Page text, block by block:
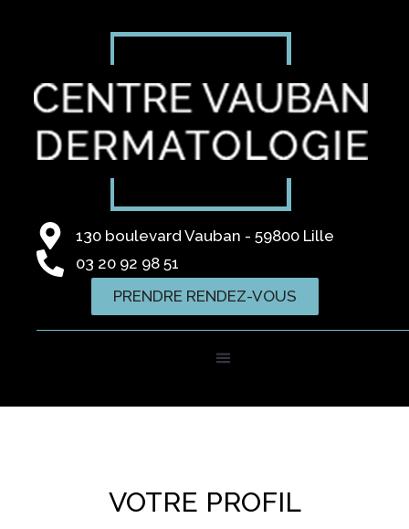
130 boulevard Vauban - 59800 Lille
03 20 92 98 51
PRENDRE RENDEZ-VOUS
VOTRE PROFIL